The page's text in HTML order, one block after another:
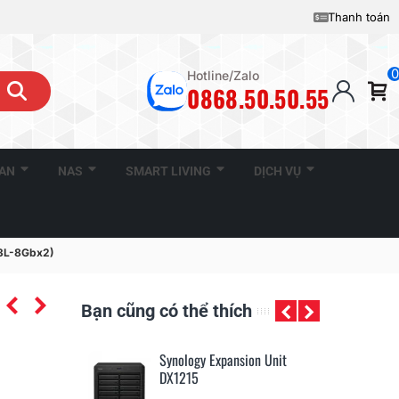
Thanh toán
Hotline/Zalo
0868.50.50.55
0
NAS SMART LIVING DỊCH VỤ
8Gbx2)
Bạn cũng có thể thích
Synology Expansion Unit
DX1215